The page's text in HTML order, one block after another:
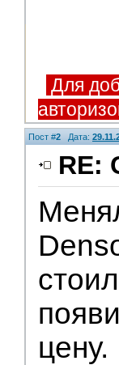
Для
Пост #2 Дата:
RE:
цену.